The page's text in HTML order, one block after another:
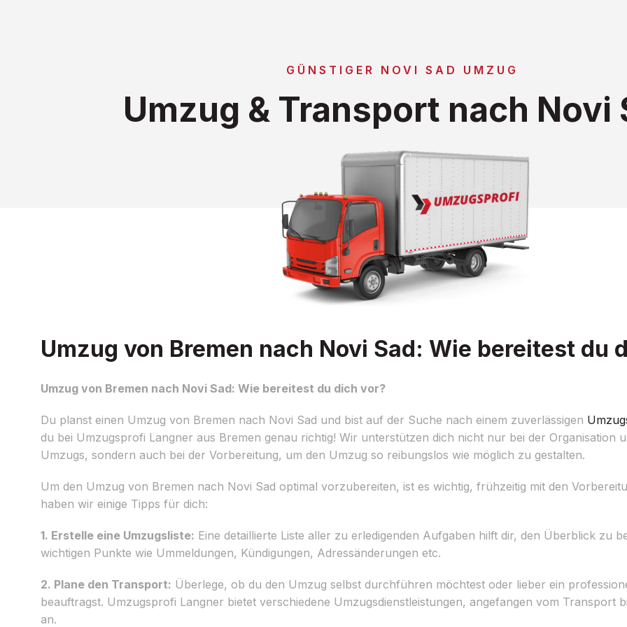
GÜNSTIGER NOVI SAD UMZUG
Umzug & Transport nach Novi
Umzug von Bremen nach Novi Sad: Wie bereitest du
Umzug von Bremen nach Novi Sad: Wie bereitest du dich vor?
Du planst einen Umzug von Bremen nach Novi Sad und bist auf der Suche nach einem zuverlässigen
du bei Umzugsprofi Langner aus Bremen genau richtig! Wir unterstützen dich nicht nur bei der Organisation
Umzugs, sondern auch bei der Vorbereitung, um den Umzug so reibungslos wie möglich zu gestalten.
Um den Umzug von Bremen nach Novi Sad optimal vorzubereiten, ist es wichtig, frühzeitig mit den
haben wir einige Tipps für dich:
1. Erstelle eine Umzugsliste: Eine detaillierte Liste aller zu erledigenden Aufgaben hilft dir, den Überblick zu
wichtigen Punkte wie Ummeldungen, Kündigungen, Adressänderungen etc.
2. Plane den Transport: Überlege, ob du den Umzug selbst durchführen möchtest oder lieber ein
beauftragst. Umzugsprofi Langner bietet verschiedene Umzugsdienstleistungen, angefangen vom Transport
an.